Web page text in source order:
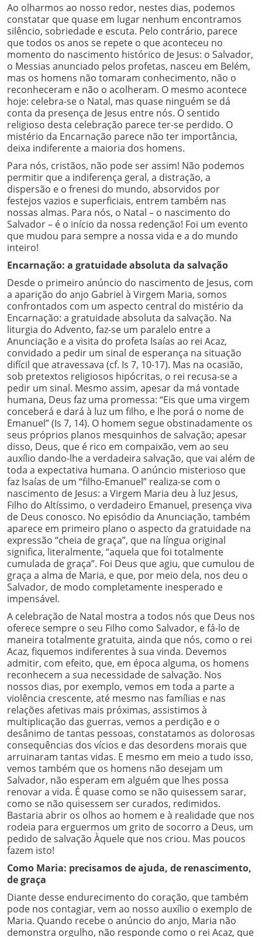
Ao olharmos ao nosso redor, nestes dias, podemos
constatar que quase em lugar nenhum encontramos
silêncio, sobriedade e escuta. Pelo contrário, parece
que todos os anos se repete o que aconteceu no
momento do nascimento histórico de Jesus: o Salvador,
o Messias anunciado pelos profetas, nasceu em Belém,
mas os homens não tomaram conhecimento, não o
reconheceram e não o acolheram. O mesmo acontece
hoje: celebra-se o Natal, mas quase ninguém se dá
conta da presença de Jesus entre nós. O sentido
religioso desta celebração parece ter-se perdido. O
mistério da Encarnação parece não ter importância,
deixa indiferente a maioria dos homens.
Para nós, cristãos, não pode ser assim! Não podemos
permitir que a indiferença geral, a distração, a
dispersão e o frenesi do mundo, absorvidos por
festejos vazios e superficiais, entrem também nas
nossas almas. Para nós, o Natal – o nascimento do
Salvador – é o início da nossa redenção! Foi um evento
que mudou para sempre a nossa vida e a do mundo
inteiro!
Encarnação: a gratuidade absoluta da salvação
Desde o primeiro anúncio do nascimento de Jesus, com
a aparição do anjo Gabriel à Virgem Maria, somos
confrontados com um aspecto central do mistério da
Encarnação: a gratuidade absoluta da salvação. Na
liturgia do Advento, faz-se um paralelo entre a
Anunciação e a visita do profeta Isaías ao rei Acaz,
convidado a pedir um sinal de esperança na situação
difícil que atravessava (cf. Is 7, 10-17). Mas na ocasião,
sob pretextos religiosos hipócritas, o rei recusa-se a
pedir um sinal. Mesmo assim, apesar da má vontade
humana, Deus faz uma promessa: “Eis que uma virgem
conceberá e dará à luz um filho, e lhe porá o nome de
Emanuel” (Is 7, 14). O homem segue obstinadamente os
seus próprios planos mesquinhos de salvação; apesar
disso, Deus, que é rico em compaixão, vem ao seu
auxílio dando-lhe a verdadeira salvação, que vai além de
toda a expectativa humana. O anúncio misterioso que
faz Isaías de um “filho-Emanuel” realiza-se com o
nascimento de Jesus: a Virgem Maria deu à luz Jesus,
Filho do Altíssimo, o verdadeiro Emanuel, presença viva
de Deus conosco. No episódio da Anunciação, também
aparece em primeiro plano o aspecto da gratuidade na
expressão “cheia de graça”, que na língua original
significa, literalmente, “aquela que foi totalmente
cumulada de graça”. Foi Deus que agiu, que cumulou de
graça a alma de Maria, e que, por meio dela, nos deu o
Salvador, de modo completamente inesperado e
impensável.
A celebração de Natal mostra a todos nós que Deus nos
oferece sempre o seu Filho como Salvador, e fá-lo de
maneira totalmente gratuita, ainda que nós, como o rei
Acaz, fiquemos indiferentes à sua vinda. Devemos
admitir, com efeito, que, em época alguma, os homens
reconhecem a sua necessidade de salvação. Nos
nossos dias, por exemplo, vemos em toda a parte a
violência crescente, até mesmo nas famílias e nas
relações afetivas mais próximas, assistimos à
multiplicação das guerras, vemos a perdição e o
desânimo de tantas pessoas, constatamos as dolorosas
consequências dos vícios e das desordens morais que
arruinaram tantas vidas. E mesmo em meio a tudo isso,
vemos também que os homens não desejam um
Salvador, não esperam em alguém que lhes possa
renovar a vida. É quase como se não quisessem sarar,
como se não quisessem ser curados, redimidos.
Bastaria abrir os olhos ao homem e à realidade que nos
rodeia para erguermos um grito de socorro a Deus, um
pedido de salvação Àquele que nos criou. Mas poucos
fazem isto!
Como Maria: precisamos de ajuda, de renascimento,
de graça
Diante desse endurecimento do coração, que também
pode nos contagiar, vem ao nosso auxílio o exemplo de
Maria. Quando recebe o anúncio do anjo, Maria não
demonstra orgulho, não responde como o rei Acaz, que